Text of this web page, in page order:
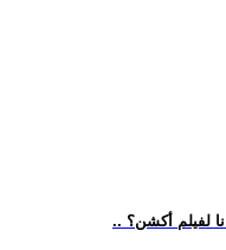
لفيلم أكشن؟